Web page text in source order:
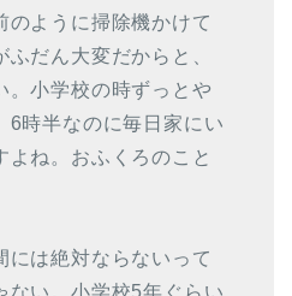
のように掃除機かけて
だん大変だからと、
。小学校の時ずっとや
6時半なのに毎日家にい
よね。おふくろのこと
には絶対ならないって
ない。小学校5年ぐらい